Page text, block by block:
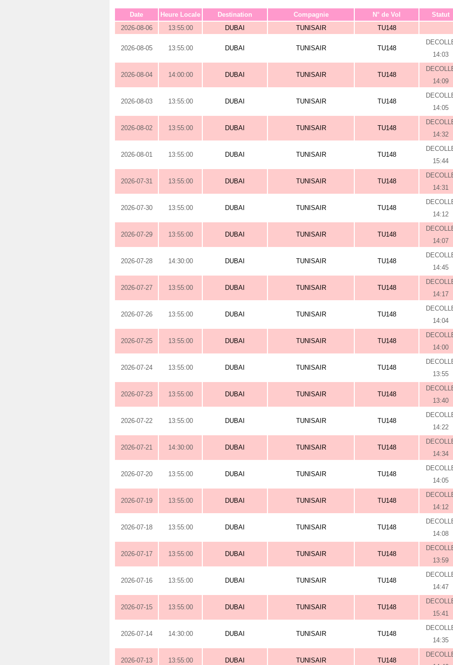
Date Heure Locale Destination Compagnie N° de Vol Statut
2026-08-06
13:55:00 DUBAI TUNISAIR TU148
2026-08-05 13:55:00 DUBAI TUNISAIR TU148
14:03
2026-08-04 14:00:00 DUBAI TUNISAIR TU148
14:09
2026-08-03 13:55:00 DUBAI TUNISAIR TU148
14:05
2026-08-02 13:55:00 DUBAI TUNISAIR TU148
14:32
2026-08-01 13:55:00 DUBAI TUNISAIR TU148
15:44
2026-07-31 13:55:00 DUBAI TUNISAIR TU148
14:31
2026-07-30 13:55:00 DUBAI TUNISAIR TU148
14:12
2026-07-29 13:55:00 DUBAI TUNISAIR TU148
14:07
2026-07-28 14:30:00 DUBAI TUNISAIR TU148
14:45
2026-07-27 13:55:00 DUBAI TUNISAIR TU148
14:17
2026-07-26 13:55:00 DUBAI TUNISAIR TU148
14:04
2026-07-25 13:55:00 DUBAI TUNISAIR TU148
14:00
2026-07-24 13:55:00 DUBAI TUNISAIR TU148
13:55
2026-07-23 13:55:00 DUBAI TUNISAIR TU148
13:40
2026-07-22 13:55:00 DUBAI TUNISAIR TU148
14:22
2026-07-21 14:30:00 DUBAI TUNISAIR TU148
14:34
2026-07-20 13:55:00 DUBAI TUNISAIR TU148
14:05
2026-07-19 13:55:00 DUBAI TUNISAIR TU148
14:12
2026-07-18 13:55:00 DUBAI TUNISAIR TU148
14:08
2026-07-17 13:55:00 DUBAI TUNISAIR TU148
13:59
2026-07-16 13:55:00 DUBAI TUNISAIR TU148
14:47
2026-07-15 13:55:00 DUBAI TUNISAIR TU148
15:41
2026-07-14 14:30:00 DUBAI TUNISAIR TU148
14:35
2026-07-13 13:55:00 DUBAI TUNISAIR TU148